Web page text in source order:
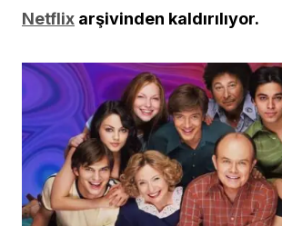
Netflix arşivinden kaldırılıyor.